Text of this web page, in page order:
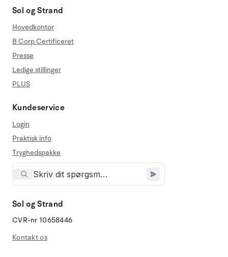
Sol og Strand
Hovedkontor
B Corp Certificeret
Presse
Ledige stillinger
PLUS
Kundeservice
Login
Praktisk info
Tryghedspakke
Sol og Strand
CVR-nr 10658446
Kontakt os